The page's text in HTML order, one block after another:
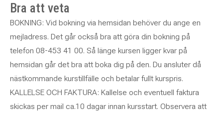
Bra att veta
BOKNING: Vid bokning via hemsidan behöver du ange en
mejladress. Det går också bra att göra din bokning på
telefon 08-453 41 00. Så länge kursen ligger kvar på
hemsidan går det bra att boka dig på den. Du ansluter då
nästkommande kurstillfälle och betalar fullt kurspris.
KALLELSE OCH FAKTURA: Kallelse och eventuell faktura
skickas per mail ca.10 dagar innan kursstart. Observera att